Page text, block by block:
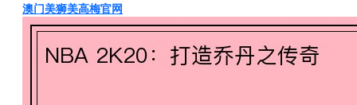
澳门美狮美高梅官网